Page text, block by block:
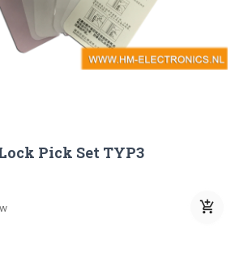
Pick Set TYP3
add_shopping_cart